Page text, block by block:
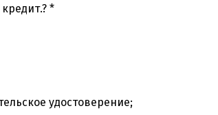
*
удостоверение;